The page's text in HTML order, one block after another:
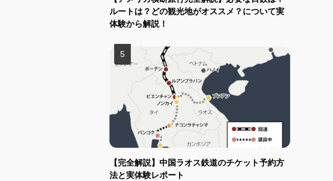
ルートは？どの観光地がオススメ？について実
体験から解説！
【完全解説】中国ラオス鉄道のチケット予約方
法と実体験レポート